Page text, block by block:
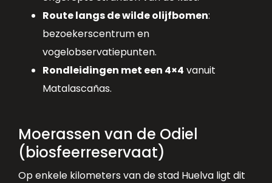
Route langs de wilde olijfbomen:
bezoekerscentrum en
vogelobservatiepunten.
Rondleidingen met een 4×4 vanuit
Matalascañas.
Moerassen van de Odiel
(biosfeerreservaat)
Op enkele kilometers van de stad Huelva ligt dit